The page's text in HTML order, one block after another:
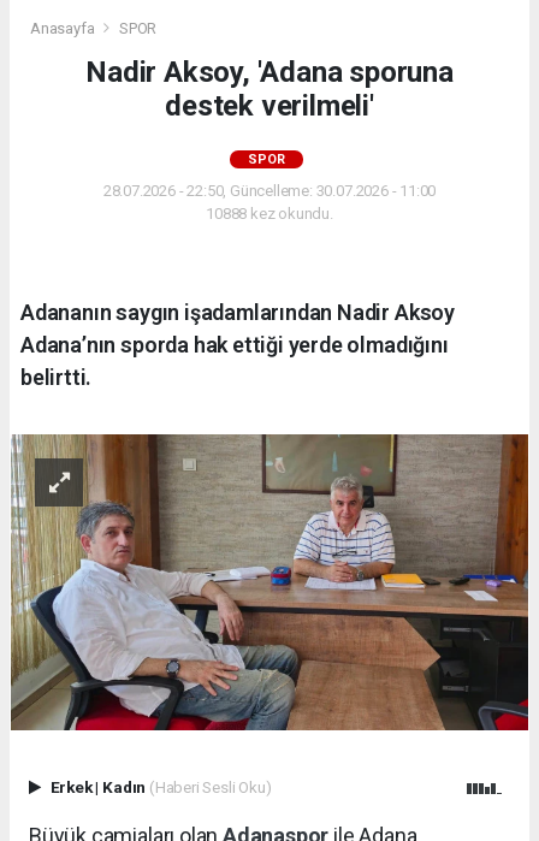
Anasayfa SPOR
Nadir Aksoy, 'Adana sporuna
destek verilmeli'
SPOR
28.07.2026 - 22:50, Güncelleme: 30.07.2026 - 11:00
10888 kez okundu.
Adananın saygın işadamlarından Nadir Aksoy
Adana’nın sporda hak ettiği yerde olmadığını
belirtti.
Erkek| Kadın (Haberi Sesli Oku)
Büyük camiaları olan Adanaspor ile Adana